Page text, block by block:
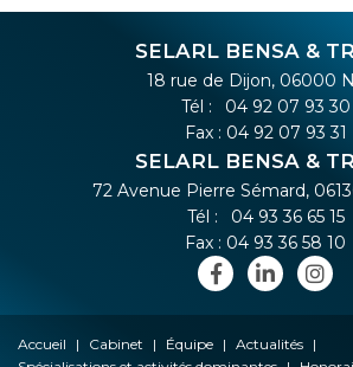
SELARL BENSA &
18 rue de Dijon, 06000
Tél :
04 92 07 93 30
Fax : 04 92 07 93 31
SELARL BENSA &
72 Avenue Pierre Sémard,
Tél :
04 93 36 65 15
Fax : 04 93 36 58 10
Accueil Cabinet Équipe
Actualités